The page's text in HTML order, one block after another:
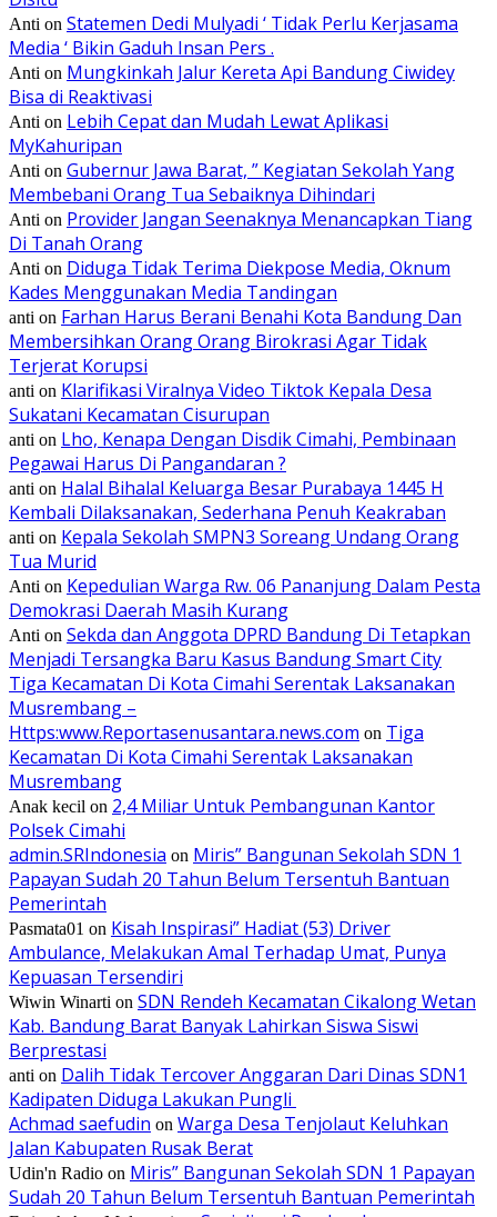
Anti on Statemen Dedi Mulyadi ‘ Tidak Perlu Kerjasama
Media ‘ Bikin Gaduh Insan Pers .
Anti on Mungkinkah Jalur Kereta Api Bandung Ciwidey
Bisa di Reaktivasi
Anti on Lebih Cepat dan Mudah Lewat Aplikasi
MyKahuripan
Anti on Gubernur Jawa Barat, ” Kegiatan Sekolah Yang
Membebani Orang Tua Sebaiknya Dihindari
Anti on Provider Jangan Seenaknya Menancapkan Tiang
Di Tanah Orang
Anti on Diduga Tidak Terima Diekpose Media, Oknum
Kades Menggunakan Media Tandingan
anti on Farhan Harus Berani Benahi Kota Bandung Dan
Membersihkan Orang Orang Birokrasi Agar Tidak
Terjerat Korupsi
anti on Klarifikasi Viralnya Video Tiktok Kepala Desa
Sukatani Kecamatan Cisurupan
anti on Lho, Kenapa Dengan Disdik Cimahi, Pembinaan
Pegawai Harus Di Pangandaran ?
anti on Halal Bihalal Keluarga Besar Purabaya 1445 H
Kembali Dilaksanakan, Sederhana Penuh Keakraban
anti on Kepala Sekolah SMPN3 Soreang Undang Orang
Tua Murid
Anti on Kepedulian Warga Rw. 06 Pananjung Dalam Pesta
Demokrasi Daerah Masih Kurang
Anti on Sekda dan Anggota DPRD Bandung Di Tetapkan
Menjadi Tersangka Baru Kasus Bandung Smart City
Tiga Kecamatan Di Kota Cimahi Serentak Laksanakan
Musrembang –
Https:www.Reportasenusantara.news.com on Tiga
Kecamatan Di Kota Cimahi Serentak Laksanakan
Musrembang
Anak kecil on 2,4 Miliar Untuk Pembangunan Kantor
Polsek Cimahi
admin.SRIndonesia on Miris” Bangunan Sekolah SDN 1
Papayan Sudah 20 Tahun Belum Tersentuh Bantuan
Pemerintah
Pasmata01 on Kisah Inspirasi” Hadiat (53) Driver
Ambulance, Melakukan Amal Terhadap Umat, Punya
Kepuasan Tersendiri
Wiwin Winarti on SDN Rendeh Kecamatan Cikalong Wetan
Kab. Bandung Barat Banyak Lahirkan Siswa Siswi
Berprestasi
anti on Dalih Tidak Tercover Anggaran Dari Dinas SDN1
Kadipaten Diduga Lakukan Pungli
Achmad saefudin on Warga Desa Tenjolaut Keluhkan
Jalan Kabupaten Rusak Berat
Udin'n Radio on Miris” Bangunan Sekolah SDN 1 Papayan
Sudah 20 Tahun Belum Tersentuh Bantuan Pemerintah